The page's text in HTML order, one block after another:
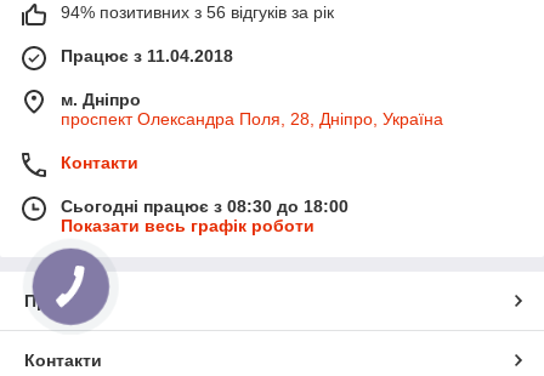
94% позитивних з 56 відгуків за рік
Працює з 11.04.2018
м. Дніпро
проспект Олександра Поля, 28, Дніпро, Україна
Контакти
Сьогодні працює з 08:30 до 18:00
Показати весь графік роботи
Про нас
Контакти